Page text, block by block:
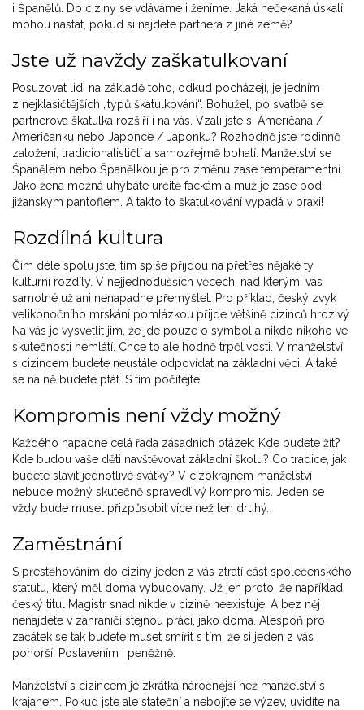
i Španělů. Do ciziny se vdáváme i ženíme. Jaká nečekaná úskalí
mohou nastat, pokud si najdete partnera z jiné země?
Jste už navždy zaškatulkovaní
Posuzovat lidi na základě toho, odkud pocházejí, je jedním
z nejklasičtějších „typů škatulkování“. Bohužel, po svatbě se
partnerova škatulka rozšíří i na vás. Vzali jste si Američana /
Američanku nebo Japonce / Japonku? Rozhodně jste rodinně
založení, tradicionalističtí a samozřejmě bohatí. Manželství se
Španělem nebo Španělkou je pro změnu zase temperamentní.
Jako žena možná uhýbáte určitě fackám a muž je zase pod
jižanským pantoflem. A takto to škatulkování vypadá v praxi!
Rozdílná kultura
Čím déle spolu jste, tím spíše přijdou na přetřes nějaké ty
kulturní rozdíly. V nejjednodušších věcech, nad kterými vás
samotné už ani nenapadne přemýšlet. Pro příklad, český zvyk
velikonočního mrskání pomlázkou přijde většině cizinců hrozivý.
Na vás je vysvětlit jim, že jde pouze o symbol a nikdo nikoho ve
skutečnosti nemlátí. Chce to ale hodně trpělivosti. V manželství
s cizincem budete neustále odpovídat na základní věci. A také
se na ně budete ptát. S tím počítejte.
Kompromis není vždy možný
Každého napadne celá řada zásadních otázek: Kde budete žít?
Kde budou vaše děti navštěvovat základní školu? Co tradice, jak
budete slavit jednotlivé svátky? V cizokrajném manželství
nebude možný skutečně spravedlivý kompromis. Jeden se
vždy bude muset přizpůsobit více než ten druhý.
Zaměstnání
S přestěhováním do ciziny jeden z vás ztratí část společenského
statutu, který měl doma vybudovaný. Už jen proto, že například
český titul Magistr snad nikde v cizině neexistuje. A bez něj
nenajdete v zahraničí stejnou práci, jako doma. Alespoň pro
začátek se tak budete muset smířit s tím, že si jeden z vás
pohorší. Postavením i peněžně.
Manželství s cizincem je zkrátka náročnější než manželství s
krajanem. Pokud jste ale stateční a nebojíte se výzev, uvidíte na